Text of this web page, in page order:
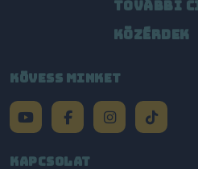
TOVÁBBI
KÖZÉRDEK
KÖVESS MINKET
KAPCSOLAT